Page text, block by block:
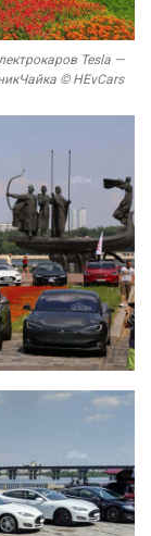
Tesla —
© HEvCars